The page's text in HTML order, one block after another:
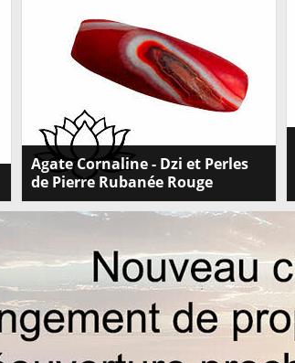
Agate Cornaline - Dzi et Perles
de Pierre Rubanée Rouge
Explorer l'éblouissante Agate Cornaline, Dzi
, Perles de Pierre Rubanée Rouge,
découvrir la collection des Bienfaits et
Vertus !